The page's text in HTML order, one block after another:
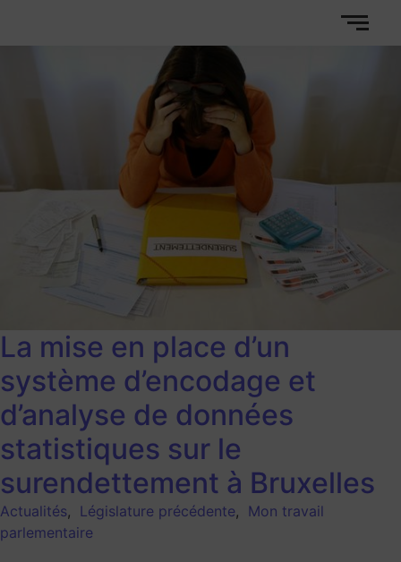
La mise en place d’un
système d’encodage et
d’analyse de données
statistiques sur le
surendettement à Bruxelles
Actualités, Législature précédente, Mon travail
parlementaire